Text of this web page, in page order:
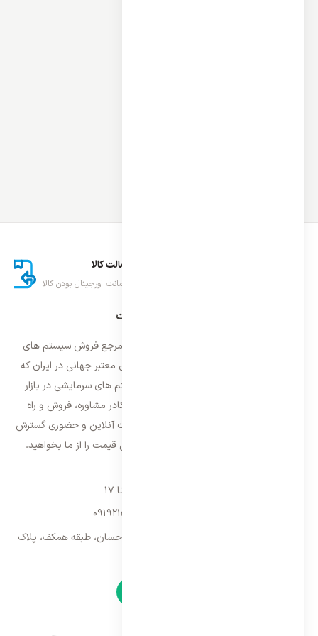
اصالت کالا
ضمانت اورجینال بودن کالا
درباره ایران اسپلیت
فروشگاه ایران اسپلیت اولین و معتمد ترین مرجع فروش سیستم های
تهویه مطبوع و سرمایشی وارداتی با برند های معتبر جهانی در ایران که
فعالیت خود را از سال ۱۳۸۷ با فروش سیستم های سرمایشی در بازار
تهران شروع و از سال ۱۳۹۵ با بهره گیری از کادر مشاوره، فروش و راه
اندازی، فعالیت خود را در سراسر کشور به صورت آنلاین و حضوری گسترش
داده است. با کیفیت ترین خدمات و بهترین قیمت را از ما بخواهید.
09192157173
تهران، سه راه امین حضور، مجتمع تجاری احسان، طبقه همکف، پلاک